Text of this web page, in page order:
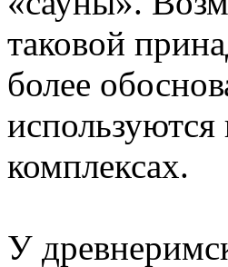
таковой
более
комплексах.
У